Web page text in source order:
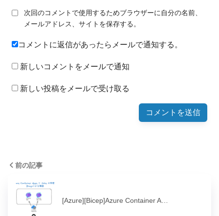
次回のコメントで使用するためブラウザーに自分の名前、
メールアドレス、サイトを保存する。
コメントに返信があったらメールで通知する。
新しいコメントをメールで通知
新しい投稿をメールで受け取る
前の記事
[Azure][Bicep]Azure Container A…